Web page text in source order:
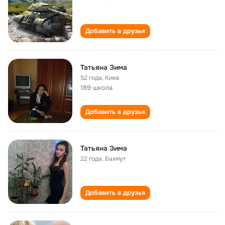
Добавить в друзья
Татьяна Зима
52 года, Киев
189 школа
Добавить в друзья
Татьяна Зима
22 года, Бахмут
Добавить в друзья